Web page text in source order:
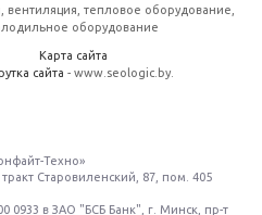
вентиляция, тепловое оборудование,
оборудование
Карта сайта
сайта - www.seologic.by.
Техно»
тракт Старовиленский, 87, пом. 405
0933 в ЗАО "БСБ Банк", г. Минск, пр-т